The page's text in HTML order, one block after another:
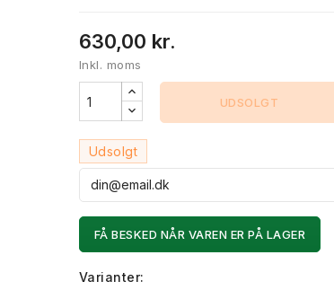
630,00 kr.
Inkl. moms
UDSOLGT
Udsolgt
FÅ BESKED NÅR VAREN ER PÅ LAGER
Varianter: